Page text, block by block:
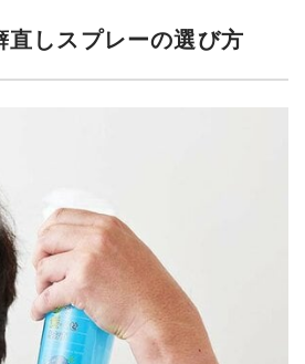
直しスプレーの選び方